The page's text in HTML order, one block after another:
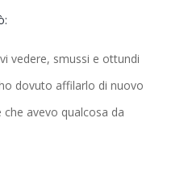
vedere, smussi e ottundi
dovuto affilarlo di nuovo
avevo qualcosa da